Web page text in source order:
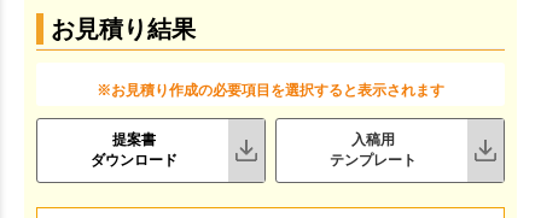
お見積り結果
※お見積り作成の必要項目を選択すると表示されます
提案書
ダウンロード
入稿用
テンプレート